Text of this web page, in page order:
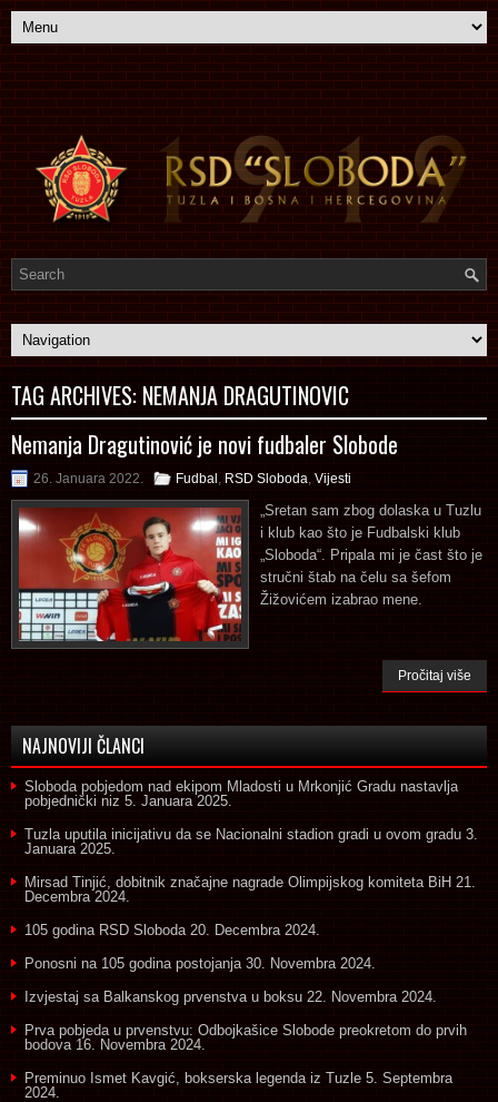
TAG ARCHIVES: NEMANJA DRAGUTINOVIC
Nemanja Dragutinović je novi fudbaler Slobode
26. Januara 2022. Fudbal RSD Sloboda Vijesti
„Sretan sam zbog dolaska u Tuzlu
i klub kao što je Fudbalski klub
„Sloboda“. Pripala mi je čast što je
stručni štab na čelu sa šefom
Žižovićem izabrao mene.
Pročitaj više
NAJNOVIJI ČLANCI
Sloboda pobjedom nad ekipom Mladosti u Mrkonjić Gradu nastavlja
pobjednički niz 5. Januara 2025.
Tuzla uputila inicijativu da se Nacionalni stadion gradi u ovom gradu 3.
Januara 2025.
Mirsad Tinjić, dobitnik značajne nagrade Olimpijskog komiteta BiH 21.
Decembra 2024.
105 godina RSD Sloboda 20. Decembra 2024.
Ponosni na 105 godina postojanja 30. Novembra 2024.
Izvjestaj sa Balkanskog prvenstva u boksu 22. Novembra 2024.
Prva pobjeda u prvenstvu: Odbojkašice Slobode preokretom do prvih
bodova 16. Novembra 2024.
Preminuo Ismet Kavgić, bokserska legenda iz Tuzle 5. Septembra
2024.